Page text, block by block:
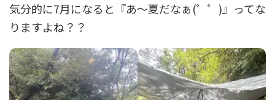
気分的に7月になると『あ～夏だなぁ(゜゜)』ってな
りますよね？？